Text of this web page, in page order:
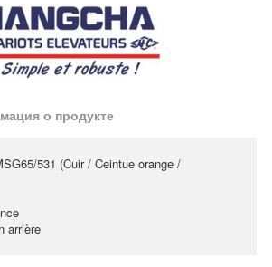
о продукте
531 (Cuir / Ceintue orange /
arrière